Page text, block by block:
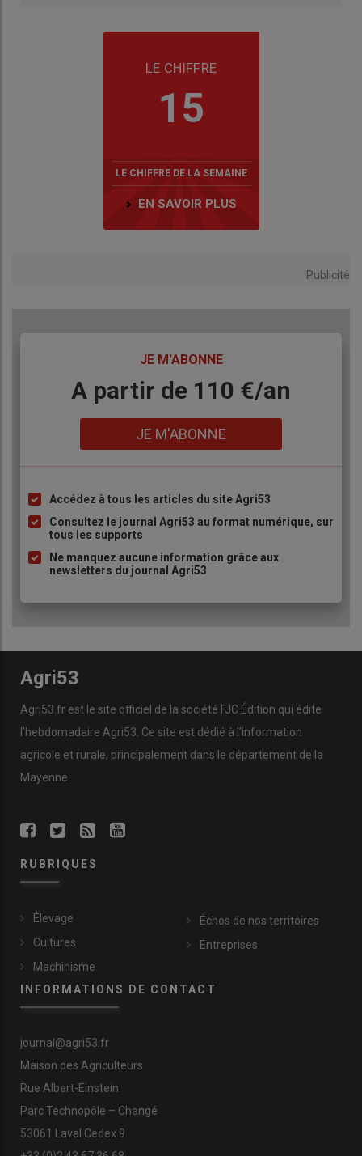
LE CHIFFRE
15
LE CHIFFRE DE LA SEMAINE
EN SAVOIR PLUS
Publicité
JE M'ABONNE
BodyA partir de 110 €/an
JE M'ABONNE
Liste
à
puce
Accédez à tous les articles du site Agri53
Consultez le journal Agri53 au format numérique, sur
tous les supports
Ne manquez aucune information grâce aux
newsletters du journal Agri53
Agri53
Agri53.fr est le site officiel de la société FJC Édition qui édite
l’hebdomadaire Agri53. Ce site est dédié à l’information
agricole et rurale, principalement dans le département de la
Mayenne.
RUBRIQUES
Élevage
Cultures
Machinisme
Échos de nos territoires
Entreprises
INFORMATIONS DE CONTACT
journal@agri53.fr
Maison des Agriculteurs
Rue Albert-Einstein
Parc Technopôle – Changé
53061 Laval Cedex 9